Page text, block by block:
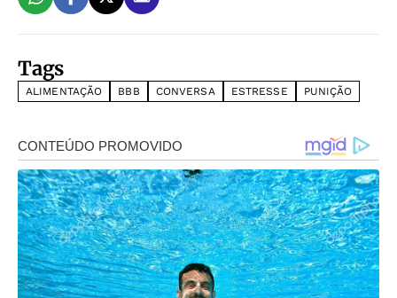
Tags
ALIMENTAÇÃO BBB CONVERSA ESTRESSE PUNIÇÃO